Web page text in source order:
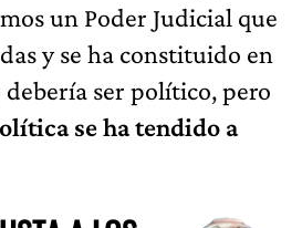
un Poder Judicial que
y se ha constituido en
ser político, pero
se ha tendido a